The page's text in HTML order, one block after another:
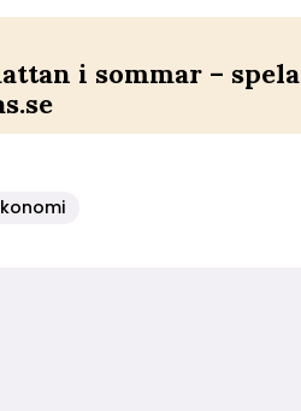
i sommar – spela